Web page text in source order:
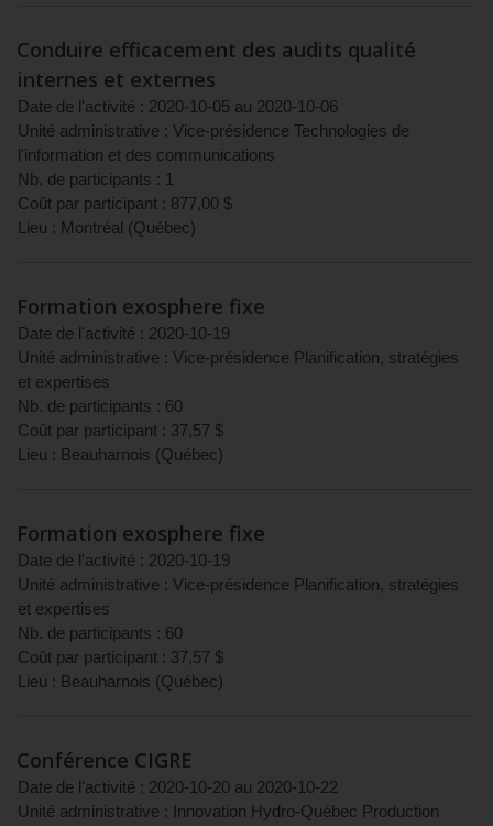
Conduire efficacement des audits qualité
internes et externes
Date de l'activité : 2020-10-05 au 2020-10-06
Unité administrative : Vice-présidence Technologies de
l'information et des communications
Nb. de participants : 1
Coût par participant : 877,00 $
Lieu : Montréal (Québec)
Formation exosphere fixe
Date de l'activité : 2020-10-19
Unité administrative : Vice-présidence Planification, stratégies
et expertises
Nb. de participants : 60
Coût par participant : 37,57 $
Lieu : Beauharnois (Québec)
Formation exosphere fixe
Date de l'activité : 2020-10-19
Unité administrative : Vice-présidence Planification, stratégies
et expertises
Nb. de participants : 60
Coût par participant : 37,57 $
Lieu : Beauharnois (Québec)
Conférence CIGRE
Date de l'activité : 2020-10-20 au 2020-10-22
Unité administrative :
Innovation Hydro-Québec Production